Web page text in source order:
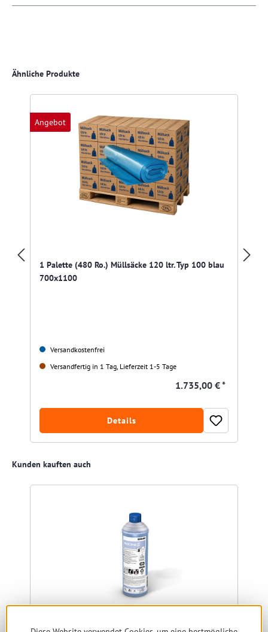
Produktgalerie überspringen
Ähnliche Produkte
Angebot
1 Palette (480 Ro.) Müllsäcke 120 ltr. Typ 100 blau
700x1100
Versandkostenfrei
Versandfertig in 1 Tag, Lieferzeit 1-5 Tage
1.735,00 € *
Details
Produktgalerie überspringen
Kunden kauften auch